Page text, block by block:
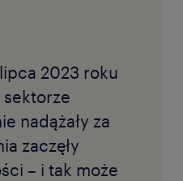
2023 roku
nadążały za
zaczęły
– i tak może